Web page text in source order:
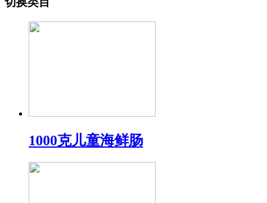
1000克儿童海鲜肠